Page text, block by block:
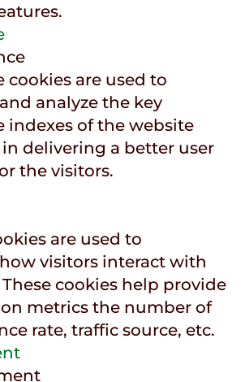
cookies are used to
analyze the key
indexes of the website
delivering a better user
the visitors.
are used to
visitors interact with
cookies help provide
metrics the number of
rate, traffic source, etc.